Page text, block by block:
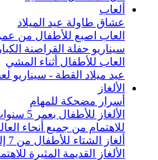
ألعاب
عشاق طاولة عيد الميلاد
العاب اصبع للأطفال من
سيناريو حفلة القراصنة الكبار
العاب للأطفال أثناء المشي
عيد ميلاد القطة - سيناريو
الألغاز
أسرار مضحكة للمهام
للاهتمام من جميع أنحاء
ألغاز الشتاء للأطفال من 7 إلى 8 سنوات - 30 مشكلة ممتعة
الألغاز القديمة المثيرة